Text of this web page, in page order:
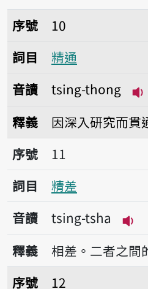
序號10精通
序號
10
詞目
精通
音讀
tsing-thong
釋義
因深入研究而貫
序號11精差
序號
11
詞目
精差
音讀
tsing-tsha
播
釋義 相差。二者之間
序號12精傱
序號 12